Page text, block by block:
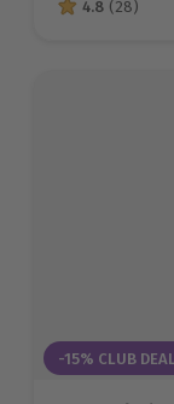
4.8 von 5
4.8 (28)
-15% CLUB DEAL